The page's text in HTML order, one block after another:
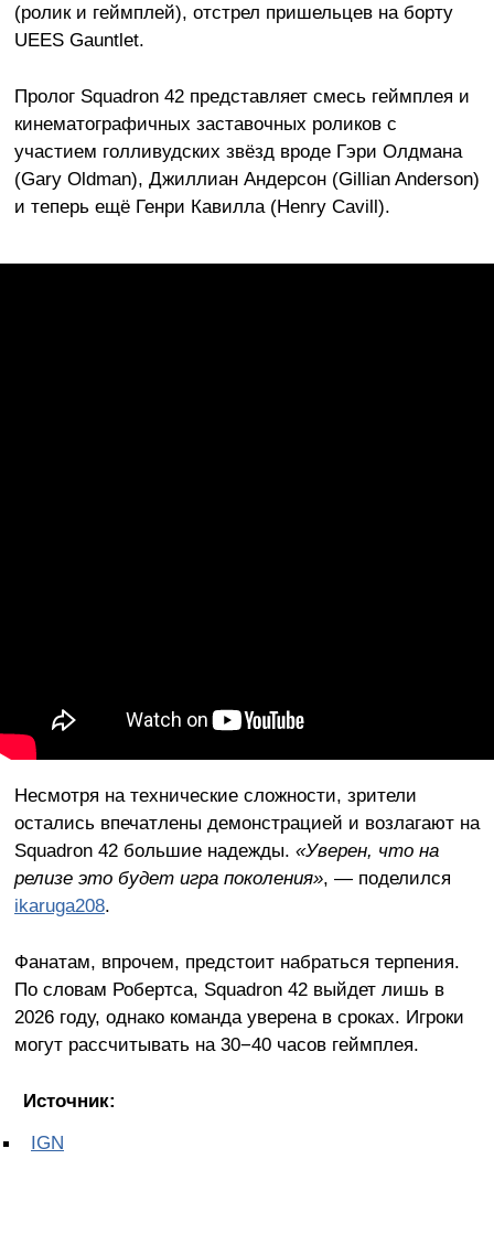
(ролик и геймплей), отстрел пришельцев на борту
UEES Gauntlet.
Пролог Squadron 42 представляет смесь геймплея и
кинематографичных заставочных роликов с
участием голливудских звёзд вроде Гэри Олдмана
(Gary Oldman), Джиллиан Андерсон (Gillian Anderson)
и теперь ещё Генри Кавилла (Henry Cavill).
Несмотря на технические сложности, зрители
остались впечатлены демонстрацией и возлагают на
Squadron 42 большие надежды. «Уверен, что на
релизе это будет игра поколения», — поделился
ikaruga208.
Фанатам, впрочем, предстоит набраться терпения.
По словам Робертса, Squadron 42 выйдет лишь в
2026 году, однако команда уверена в сроках. Игроки
могут рассчитывать на 30−40 часов геймплея.
Источник:
IGN